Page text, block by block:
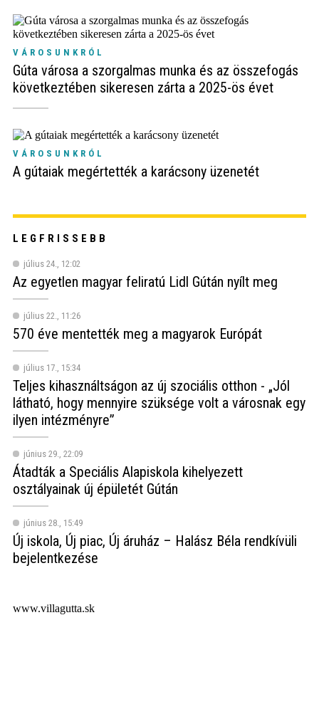
VÁROSUNKRÓL
Gúta városa a szorgalmas munka és az összefogás
következtében sikeresen zárta a 2025-ös évet
VÁROSUNKRÓL
A gútaiak megértették a karácsony üzenetét
LEGFRISSEBB
július 24., 12:02
Az egyetlen magyar feliratú Lidl Gútán nyílt meg
július 22., 11:26
570 éve mentették meg a magyarok Európát
július 17., 15:34
Teljes kihasználtságon az új szociális otthon - „Jól
látható, hogy mennyire szüksége volt a városnak egy
ilyen intézményre”
június 29., 22:09
Átadták a Speciális Alapiskola kihelyezett
osztályainak új épületét Gútán
június 28., 15:49
Új iskola, Új piac, Új áruház – Halász Béla rendkívüli
bejelentkezése
www.villagutta.sk